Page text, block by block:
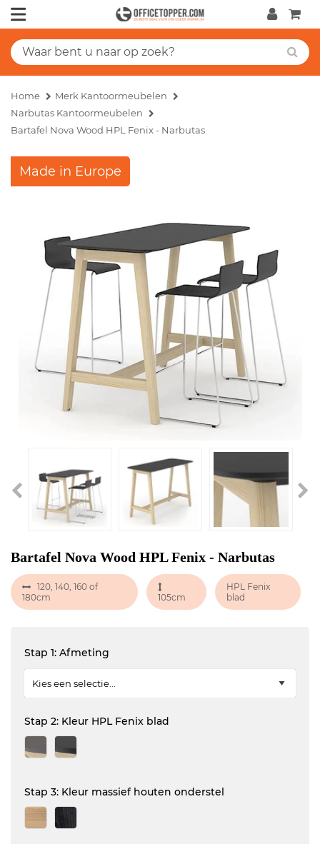
Home
Merk Kantoormeubelen
Narbutas Kantoormeubelen
Bartafel Nova Wood HPL Fenix - Narbutas
Made in Europe
Bartafel Nova Wood HPL Fenix - Narbutas
120, 140, 160 of
180cm
105cm
HPL Fenix
blad
Stap 1: Afmeting
Stap 2: Kleur HPL Fenix blad
Stap 3: Kleur massief houten onderstel